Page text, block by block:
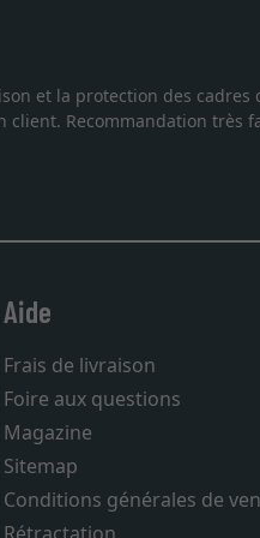
pour une lithographie, je
et livraison dans les
Aide
Frais de livraison
Foire aux questions
Magazine
Sitemap
Conditions générales de
Rétractation